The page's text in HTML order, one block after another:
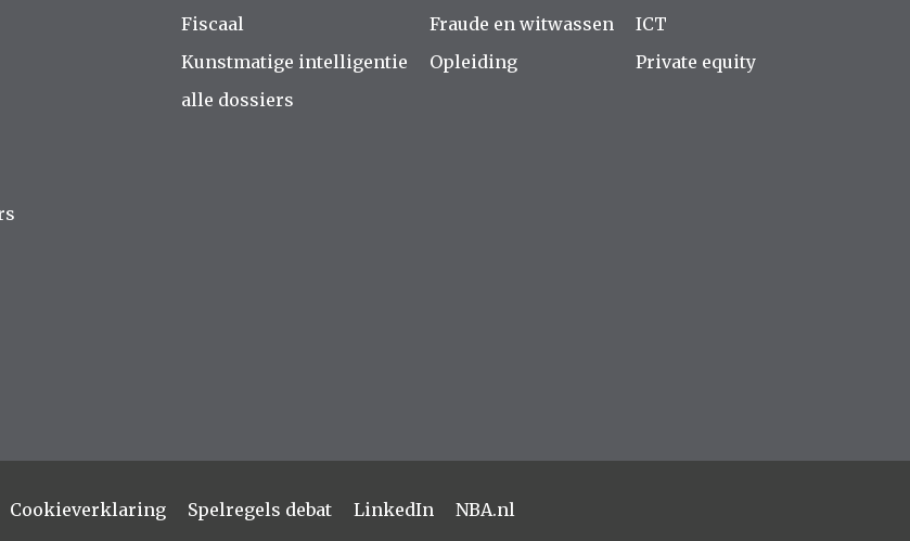
Fiscaal
Kunstmatige intelligentie
alle dossiers
Fraude en witwassen
Opleiding
ICT
Private equity
Cookieverklaring Spelregels debat LinkedIn NBA.nl